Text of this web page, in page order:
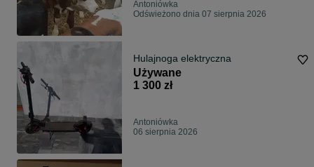
Antoniówka
Odświeżono dnia 07 sierpnia 2026
Hulajnoga elektryczna
Używane
1 300 zł
Antoniówka
06 sierpnia 2026